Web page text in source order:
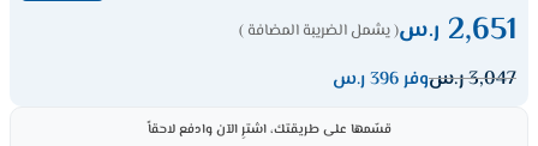
2,651 ر.س( يشمل الضريبة المضافة )
3,047ر.سوفر 396 ر.س
قسّمها على طريقتك، اشترِ الآن وادفع لاحقاً